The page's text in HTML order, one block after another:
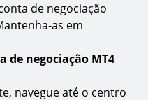
negociação do CAC
ao negociar o
CAC 40 no MT4 ou
de negociação
as em
de negociação MT4
navegue até o centro